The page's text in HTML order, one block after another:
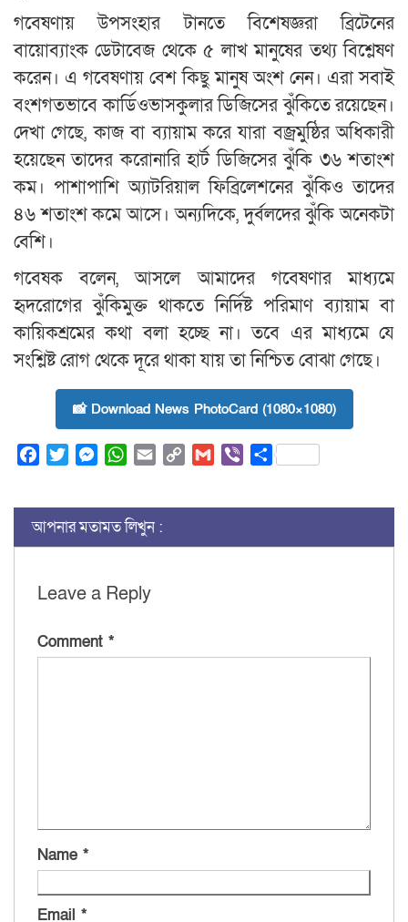
গবেষণায় উপসংহার টানতে বিশেষজ্ঞরা ব্রিটেনের
বায়োব্যাংক ডেটাবেজ থেকে ৫ লাখ মানুষের তথ্য বিশ্লেষণ
করেন। এ গবেষণায় বেশ কিছু মানুষ অংশ নেন। এরা সবাই
বংশগতভাবে কার্ডিওভাসকুলার ডিজিসের ঝুঁকিতে রয়েছেন।
দেখা গেছে, কাজ বা ব্যায়াম করে যারা বজ্রমুষ্ঠির অধিকারী
হয়েছেন তাদের করোনারি হার্ট ডিজিসের ঝুঁকি ৩৬ শতাংশ
কম। পাশাপাশি অ্যাটরিয়াল ফিব্রিলেশনের ঝুঁকিও তাদের
৪৬ শতাংশ কমে আসে। অন্যদিকে, দুর্বলদের ঝুঁকি অনেকটা
বেশি।
গবেষক বলেন, আসলে আমাদের গবেষণার মাধ্যমে
হৃদরোগের ঝুঁকিমুক্ত থাকতে নির্দিষ্ট পরিমাণ ব্যায়াম বা
কায়িকশ্রমের কথা বলা হচ্ছে না। তবে এর মাধ্যমে যে
সংশ্লিষ্ট রোগ থেকে দূরে থাকা যায় তা নিশ্চিত বোঝা গেছে।
📸 Download News PhotoCard (1080×1080)
FacebookTwitterMessenger
WhatsApp
Email Copy
Gmail ViberShare
আপনার মতামত লিখুন :
Leave a Reply
Comment *
Name *
Email *